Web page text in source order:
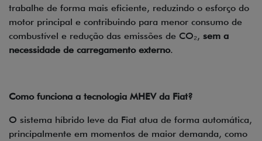
trabalhe de forma mais eficiente, reduzindo o esforço do
motor principal e contribuindo para menor consumo de
combustível e redução das emissões de CO₂, sem a
necessidade de carregamento externo.
Como funciona a tecnologia MHEV da Fiat?
O sistema híbrido leve da Fiat atua de forma automática,
principalmente em momentos de maior demanda, como